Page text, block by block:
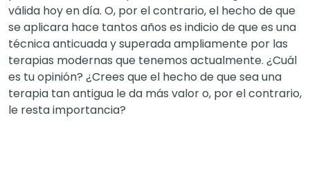
válida hoy en día. O, por el contrario, el hecho de que
se aplicara hace tantos años es indicio de que es una
técnica anticuada y superada ampliamente por las
terapias modernas que tenemos actualmente. ¿Cuál
es tu opinión? ¿Crees que el hecho de que sea una
terapia tan antigua le da más valor o, por el contrario,
le resta importancia?